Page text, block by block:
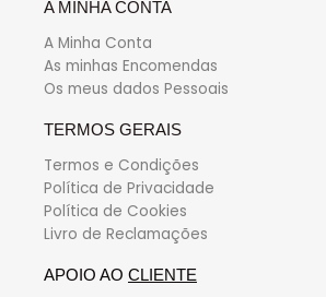
A MINHA CONTA
A Minha Conta
As minhas Encomendas
Os meus dados Pessoais
TERMOS GERAIS
Termos e Condições
Política de Privacidade
Política de Cookies
Livro de Reclamações
APOIO AO CLIENTE